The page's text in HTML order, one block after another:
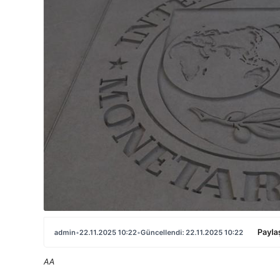
admin•22.11.2025 10:22•Güncellendi: 22.11.2025 10:22
AA